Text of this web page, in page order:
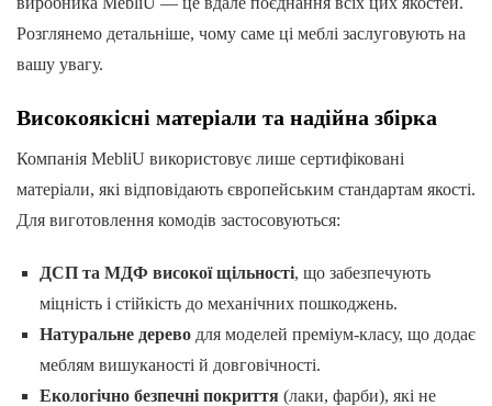
Розглянемо детальніше, чому саме ці меблі заслуговують на
вашу увагу.
Високоякісні матеріали та надійна збірка
Компанія MebliU використовує лише сертифіковані
матеріали, які відповідають європейським стандартам якості.
Для виготовлення комодів застосовуються:
ДСП та МДФ високої щільності, що забезпечують
міцність і стійкість до механічних пошкоджень.
Натуральне дереводля моделей преміум-класу, що додає
меблям вишуканості й довговічності.
Екологічно безпечні покриття(лаки, фарби), які не